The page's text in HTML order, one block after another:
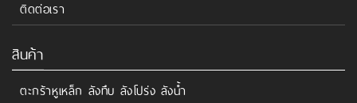
ติดต่อเรา
สินค้า
ตะกร้าหูเหล็ก ลังทึบ ลังโปร่ง ลังน้ำ